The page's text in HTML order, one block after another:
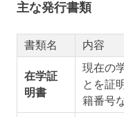
主な発行書類
書類名 内容
在学証
明書
現在の
とを証
籍番号